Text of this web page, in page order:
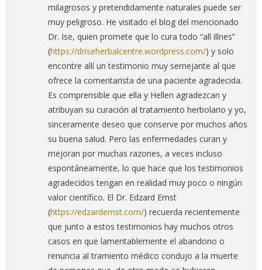
milagrosos y pretendidamente naturales puede ser
muy peligroso. He visitado el blog del mencionado
Dr. Ise, quien promete que lo cura todo “all illnes”
(https://driseherbalcentre.wordpress.com/) y solo
encontre allí un testimonio muy semejante al que
ofrece la comentarista de una paciente agradecida.
Es comprensible que ella y Hellen agradezcan y
atribuyan su curación al tratamiento herbolario y yo,
sinceramente deseo que conserve por muchos años
su buena salud. Pero las enfermedades curan y
mejoran por muchas razones, a veces incluso
espontáneamente, lo que hace que los testimonios
agradecidos tengan en realidad muy poco o ningún
valor científico. El Dr. Edzard Ernst
(https://edzardernst.com/) recuerda recientemente
que junto a estos testimonios hay muchos otros
casos en que lamentablemente el abandono o
renuncia al tramiento médico condujo a la muerte